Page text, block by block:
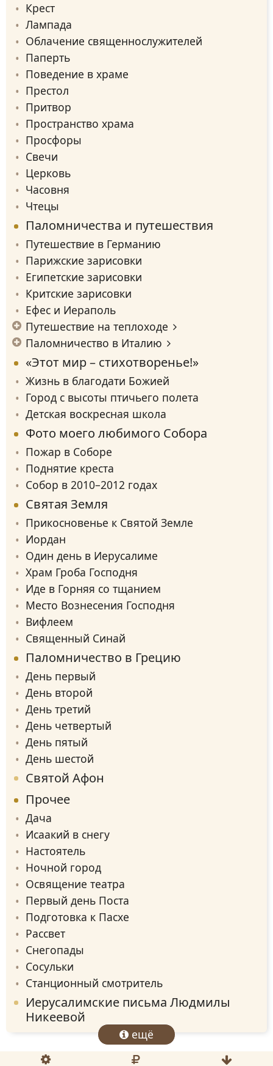
Крест
Лампада
Облачение священнослужителей
Паперть
Поведение в храме
Престол
Притвор
Пространство храма
Просфоры
Свечи
Церковь
Часовня
Чтецы
Паломничества и путешествия
Путешествие в Германию
Парижcкие зарисовки
Египетские зарисовки
Критские зарисовки
Ефес и Иераполь
Путешествие на теплоходе
Паломничество в Италию
«Этот мир – стихотворенье!»
Жизнь в благодати Божией
Город с высоты птичьего полета
Детская воскресная школа
Фото моего любимого Собора
Пожар в Cоборе
Поднятие креста
Собор в 2010–2012 годах
Святая Земля
Прикосновенье к Святой Земле
Иордан
Один день в Иерусалиме
Храм Гроба Господня
Иде в Горняя со тщанием
Место Вознесения Господня
Вифлеем
Священный Синай
Паломничество в Грецию
День первый
День второй
День третий
День четвертый
День пятый
День шестой
Святой Афон
Прочее
Дача
Исаакий в снегу
Настоятель
Ночной город
Освящение театра
Первый день Поста
Подготовка к Пасхе
Рассвет
Снегопады
Сосульки
Станционный смотритель
Иерусалимские письма Людмилы
Никеевой
ещё